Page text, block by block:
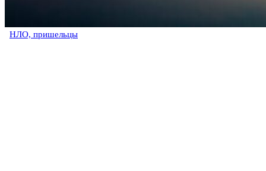
НЛО, пришельцы